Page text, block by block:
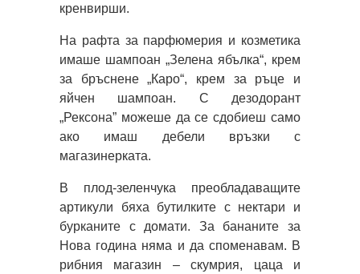
кренвирши.
На рафта за парфюмерия и козметика
имаше шампоан „Зелена ябълка“, крем
за бръснене „Каро“, крем за ръце и
яйчен шампоан. С дезодорант
„Рексона” можеше да се сдобиеш само
ако имаш дебели връзки с
магазинерката.
В плод-зеленчука преобладаващите
артикули бяха бутилките с нектари и
бурканите с домати. За бананите за
Нова година няма и да споменавам. В
рибния магазин – скумрия, цаца и